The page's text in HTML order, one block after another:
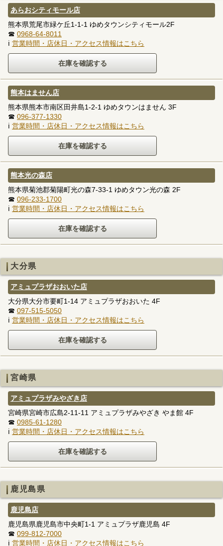
あらおシティモール店
熊本県荒尾市緑ケ丘1-1-1 ゆめタウンシティモール2F
☎ 0968-64-8011
ℹ 営業時間・店休日・アクセス情報はこちら
熊本はません店
熊本県熊本市南区田井島1-2-1 ゆめタウンはません 3F
☎ 096-377-1330
ℹ 営業時間・店休日・アクセス情報はこちら
熊本光の森店
熊本県菊池郡菊陽町光の森7-33-1 ゆめタウン光の森 2F
☎ 096-233-1700
ℹ 営業時間・店休日・アクセス情報はこちら
大分県
アミュプラザおおいた店
大分県大分市要町1-14 アミュプラザおおいた 4F
☎ 097-515-5050
ℹ 営業時間・店休日・アクセス情報はこちら
宮崎県
アミュプラザみやざき店
宮崎県宮崎市広島2-11-11 アミュプラザみやざき やま館 4F
☎ 0985-61-1280
ℹ 営業時間・店休日・アクセス情報はこちら
鹿児島県
鹿児島店
鹿児島県鹿児島市中央町1-1 アミュプラザ鹿児島 4F
☎ 099-812-7000
ℹ 営業時間・店休日・アクセス情報はこちら